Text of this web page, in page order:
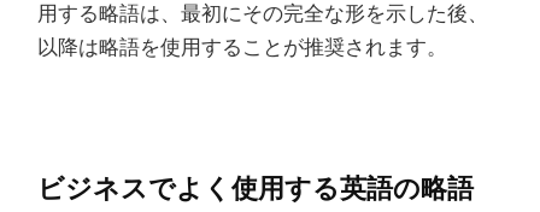
用する略語は、最初にその完全な形を示した後、
以降は略語を使用することが推奨されます。
ビジネスでよく使用する英語の略語